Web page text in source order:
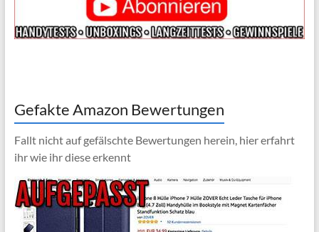
Gefakte Amazon Bewertungen
Fallt nicht auf gefälschte Bewertungen herein, hier erfahrt
ihr wie ihr diese erkennt